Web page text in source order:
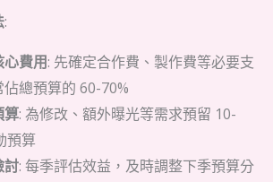
:
費用: 先確定合作費、製作費等必要支
總預算的 60-70%
算: 為修改、額外曝光等需求預留 10-
預算
討: 每季評估效益，及時調整下季預算分